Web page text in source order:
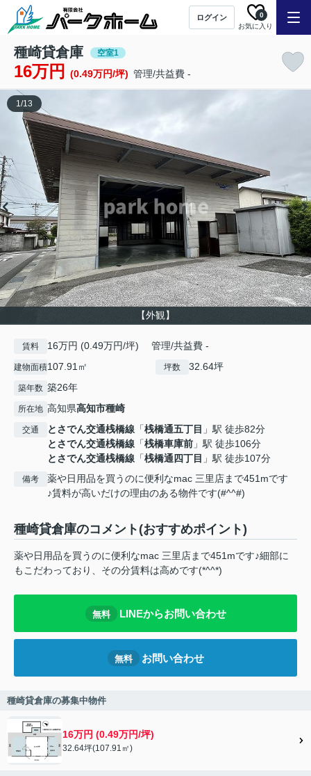
ログイン
お気に入り
0
種崎貸倉庫 空室1
16万円 (0.49万円/坪) 管理/共益費 -
【外観】
1/13
賃料 16万円 (0.49万円/坪) 管理/共益費 -
建物面積107.91㎡ 坪数 32.64坪
築年数 築26年
所在地 高知県高知市種崎
交通 とさでん交通桟橋線 「桟橋通五丁目 」駅 徒歩82分
とさでん交通桟橋線 「桟橋車庫前 」駅 徒歩106分
とさでん交通桟橋線 「桟橋通四丁目 」駅 徒歩107分
備考
薬や日用品を買うのに便利なmac 三里店まで451mです
♪賃料が高いだけの理由のある物件です(#^^#)
種崎貸倉庫のコメント(おすすめポイント)
薬や日用品を買うのに便利なmac 三里店まで451mです♪細部に
もこだわっており、その分賃料は高めです(*^^*)
無料 LINEからお問い合わせ
無料 お問い合わせ
種崎貸倉庫の募集中物件
16万円 (0.49万円/坪)
32.64坪(107.91㎡)